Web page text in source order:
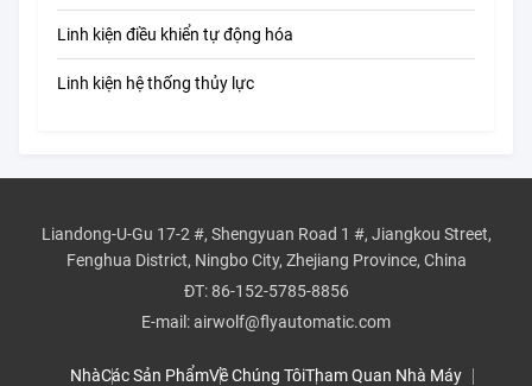
Linh kiện điều khiển tự động hóa
Linh kiện hệ thống thủy lực
Liandong-U-Gu 17-2 #, Shengyuan Road 1 #, Jiangkou Street,
Fenghua District, Ningbo City, Zhejiang Province, China
ĐT:86-152-5785-8856
E-mail:airwolf@flyautomatic.com
NhàCác Sản PhẩmVề Chúng TôiTham Quan Nhà Máy